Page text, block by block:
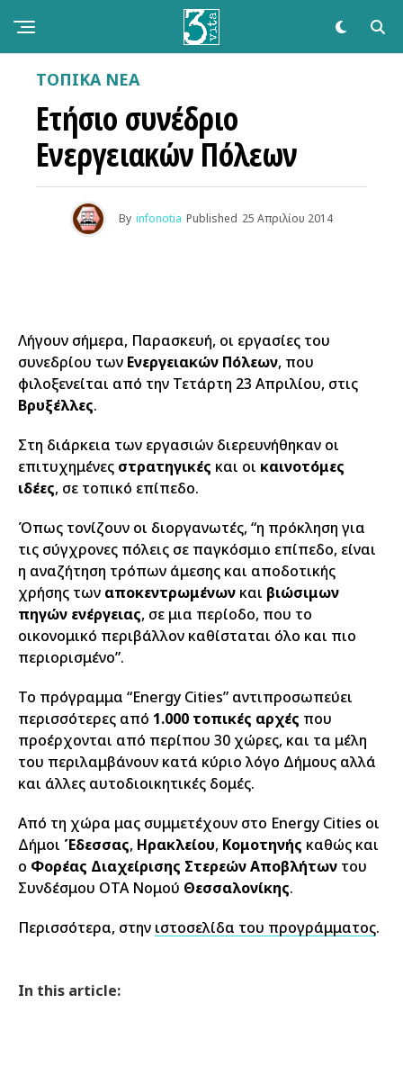
ΤΟΠΙΚΑ ΝΕΑ
Ετήσιο συνέδριο
Ενεργειακών Πόλεων
By infonotia Published 25 Απριλίου 2014
Λήγουν σήμερα, Παρασκευή, οι εργασίες του
συνεδρίου των Ενεργειακών Πόλεων, που
φιλοξενείται από την Τετάρτη 23 Απριλίου, στις
Βρυξέλλες.
Στη διάρκεια των εργασιών διερευνήθηκαν οι
επιτυχημένες στρατηγικές και οι καινοτόμες
ιδέες, σε τοπικό επίπεδο.
Όπως τονίζουν οι διοργανωτές, “η πρόκληση για
τις σύγχρονες πόλεις σε παγκόσμιο επίπεδο, είναι
η αναζήτηση τρόπων άμεσης και αποδοτικής
χρήσης των αποκεντρωμένων και βιώσιμων
πηγών ενέργειας, σε μια περίοδο, που το
οικονομικό περιβάλλον καθίσταται όλο και πιο
περιορισμένο”.
Το πρόγραμμα “Energy Cities” αντιπροσωπεύει
περισσότερες από 1.000 τοπικές αρχές που
προέρχονται από περίπου 30 χώρες, και τα μέλη
του περιλαμβάνουν κατά κύριο λόγο Δήμους αλλά
και άλλες αυτοδιοικητικές δομές.
Από τη χώρα μας συμμετέχουν στο Energy Cities οι
Δήμοι Έδεσσας, Ηρακλείου, Κομοτηνής καθώς και
ο Φορέας Διαχείρισης Στερεών Αποβλήτων του
Συνδέσμου ΟΤΑ Νομού Θεσσαλονίκης.
Περισσότερα, στην ιστοσελίδα του προγράμματος.
In this article: